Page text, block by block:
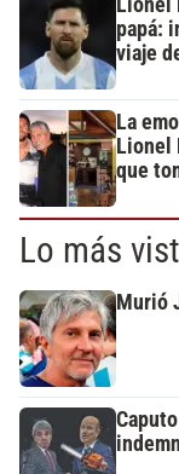
Lionel
papá:
viaje
La
Lionel
que
Lo más
Murió